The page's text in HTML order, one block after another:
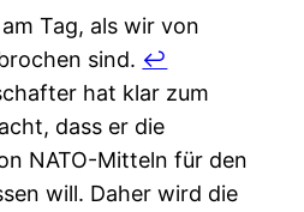
am Tag, als wir von
sind. ↩︎
hat klar zum
dass er die
NATO-Mitteln für den
will. Daher wird die